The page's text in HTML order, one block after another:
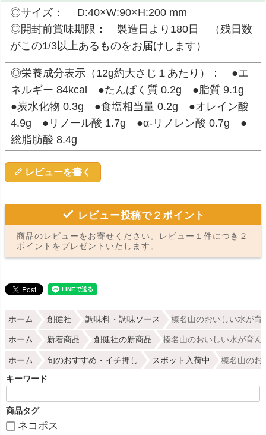
◎サイズ： D:40×W:90×H:200 mm
◎開封前賞味期限： 製造日より180日 （残日数
がこの1/3以上あるものをお届けします）
◎栄養成分表示（12g約大さじ１あたり）： ●エ
ネルギー 84kcal ●たんぱく質 0.2g ●脂質 9.1g
●炭水化物 0.3g ●食塩相当量 0.2g ●オレイン酸
4.9g ●リノール酸 1.7g ●α-リノレン酸 0.7g ●
総脂肪酸 8.4g
レビューを書く
レビュー投稿で２ポイント
商品のレビューをお寄せください。レビュー１件につき２
ポイントをプレゼントいたします。
ホーム 創健社 調味料・調味ソース 榛名山のおいしい水が
ホーム 新着商品 創健社の新商品 榛名山のおいしい水が育
ホーム 旬のおすすめ・イチ押し スポット入荷中 榛名山のお
キーワード
商品タグ
ネコポス